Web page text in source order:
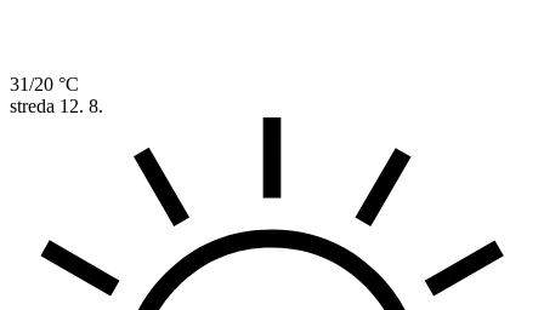
31/20 °C
streda 12. 8.